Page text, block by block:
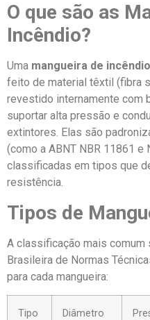
O que são as
Incêndio?
Uma mangueira de incêndio
feito de material têxtil (fibra
revestido internamente com
suportar alta pressão e
extintores. Elas são
(como a ABNT NBR 11861 e
classificadas em tipos que
resistência.
Tipos de
A classificação mais comum
Brasileira de Normas
para cada mangueira:
Tipo
Diâmetro